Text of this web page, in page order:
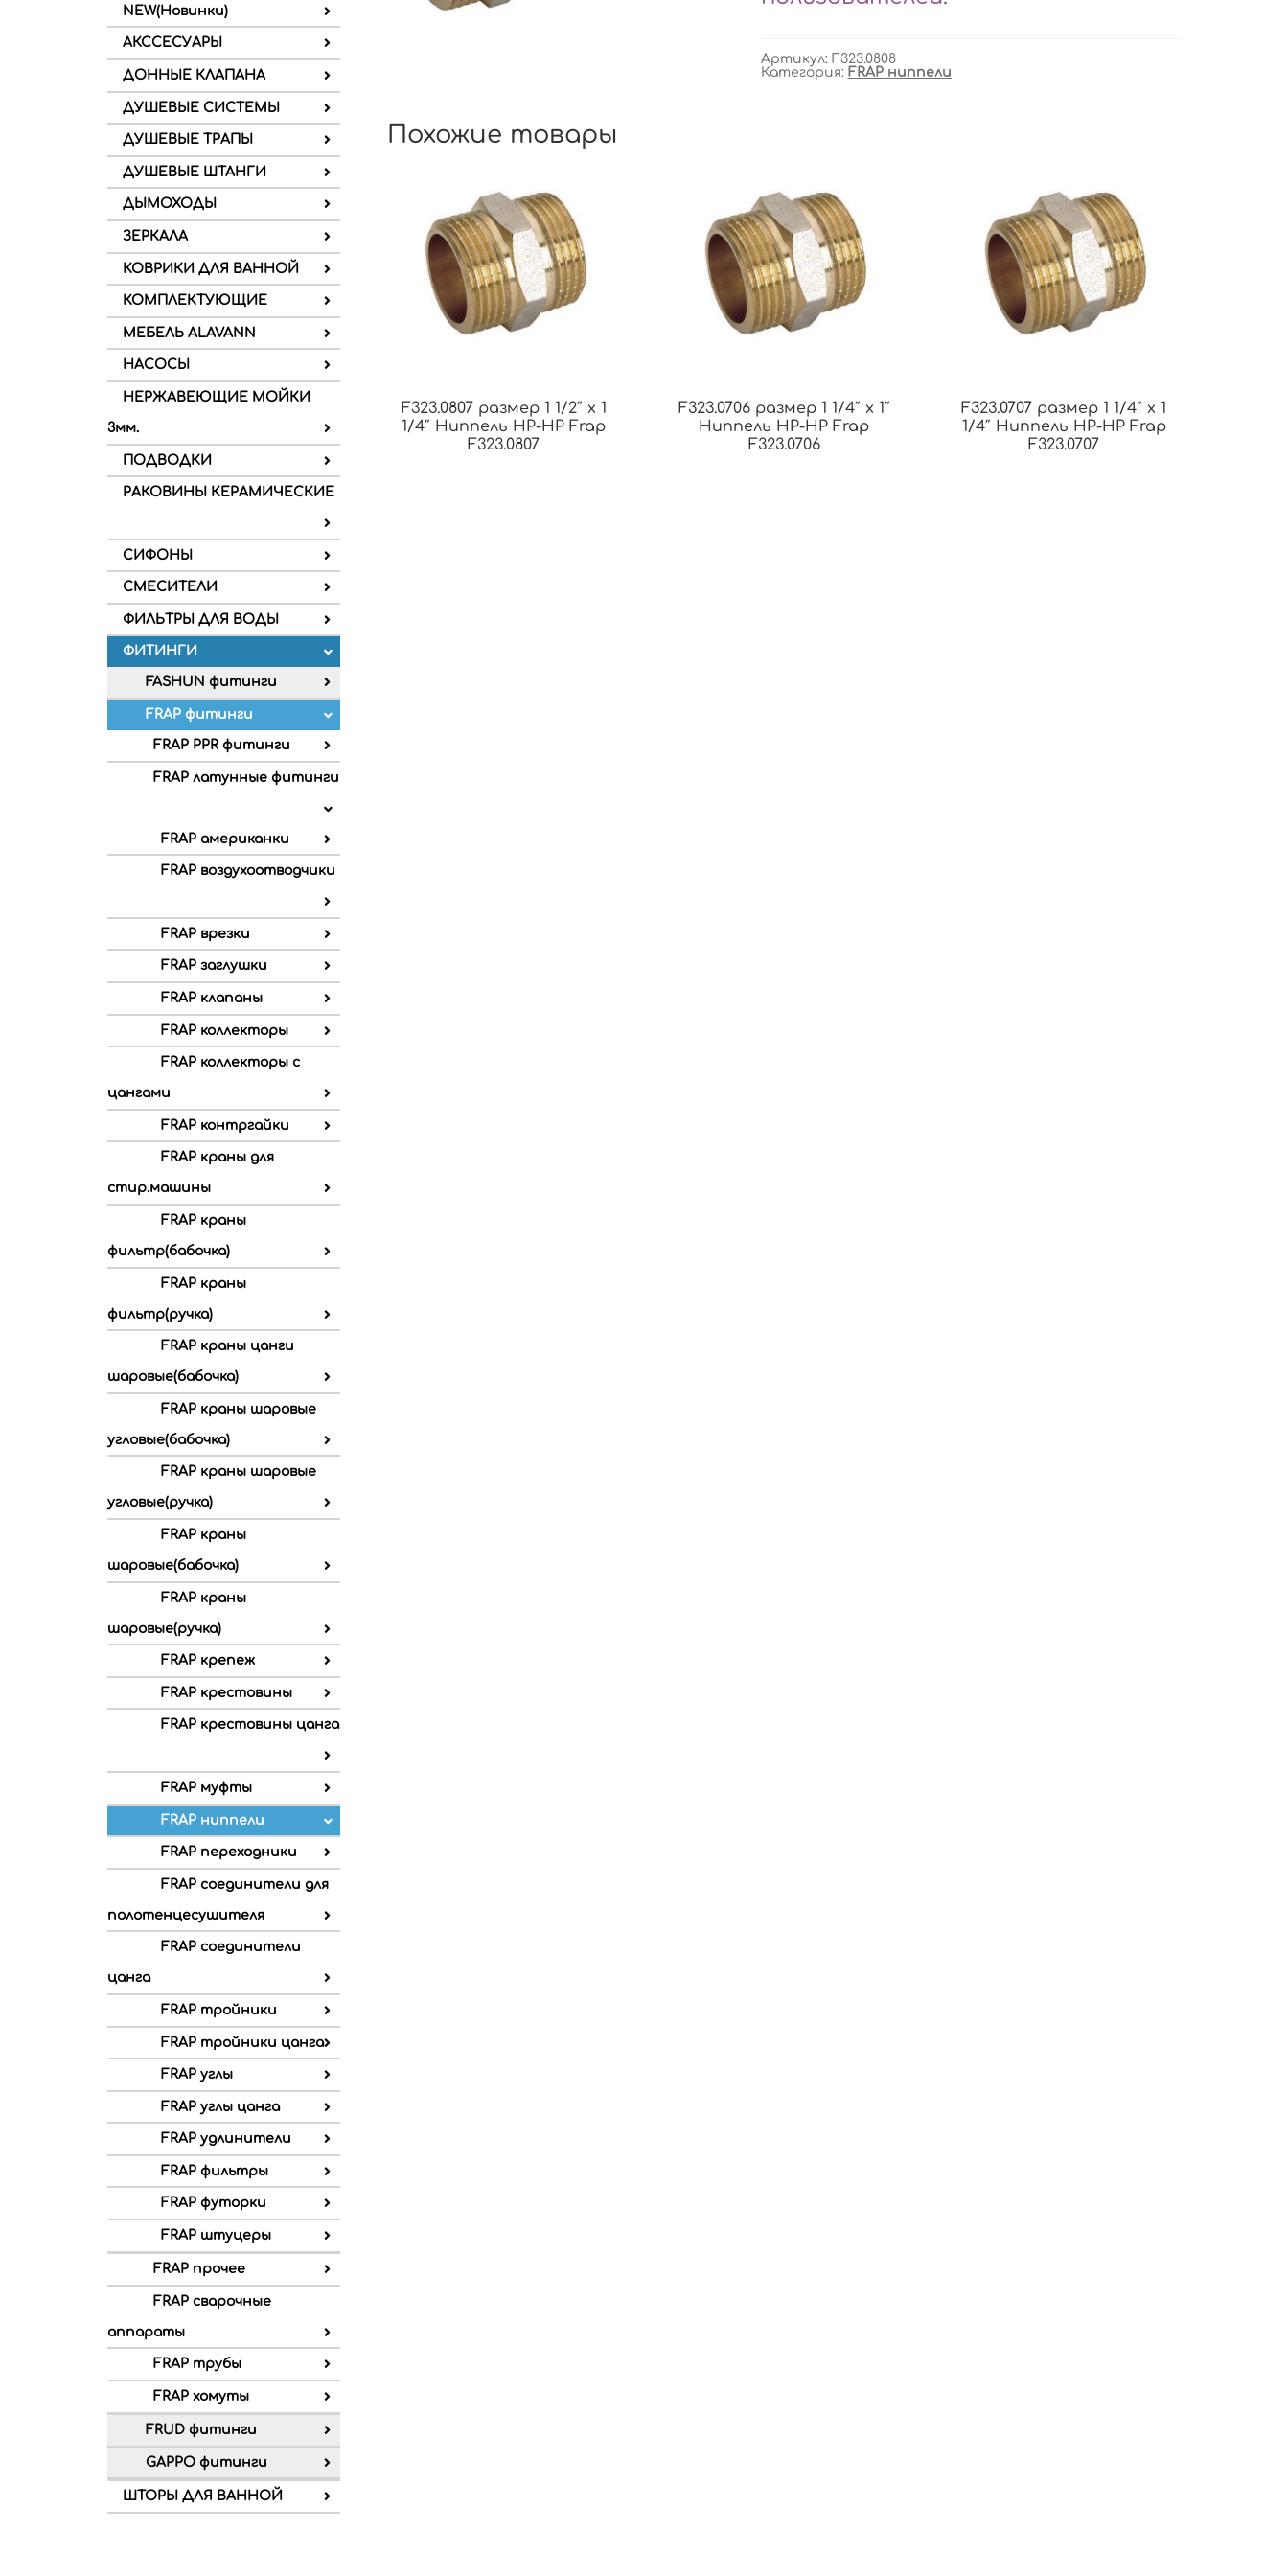
NEW(Новинки)
АКССЕСУАРЫ
ДОННЫЕ КЛАПАНА
ДУШЕВЫЕ СИСТЕМЫ
ДУШЕВЫЕ ТРАПЫ
ДУШЕВЫЕ ШТАНГИ
ДЫМОХОДЫ
ЗЕРКАЛА
КОВРИКИ ДЛЯ ВАННОЙ
КОМПЛЕКТУЮЩИЕ
МЕБЕЛЬ ALAVANN
НАСОСЫ
НЕРЖАВЕЮЩИЕ МОЙКИ
3мм.
ПОДВОДКИ
РАКОВИНЫ КЕРАМИЧЕСКИЕ
СИФОНЫ
СМЕСИТЕЛИ
ФИЛЬТРЫ ДЛЯ ВОДЫ
ФИТИНГИ
FASHUN фитинги
FRAP фитинги
FRAP PPR фитинги
FRAP латунные фитинги
FRAP американки
FRAP воздухоотводчики
FRAP врезки
FRAP заглушки
FRAP клапаны
FRAP коллекторы
FRAP коллекторы с
цангами
FRAP контргайки
FRAP краны для
стир.машины
FRAP краны
фильтр(бабочка)
FRAP краны
фильтр(ручка)
FRAP краны цанги
шаровые(бабочка)
FRAP краны шаровые
угловые(бабочка)
FRAP краны шаровые
угловые(ручка)
FRAP краны
шаровые(бабочка)
FRAP краны
шаровые(ручка)
FRAP крепеж
FRAP крестовины
FRAP крестовины цанга
FRAP муфты
FRAP ниппели
FRAP переходники
FRAP соединители для
полотенцесушителя
FRAP соединители
цанга
FRAP тройники
FRAP тройники цанга
FRAP углы
FRAP углы цанга
FRAP удлинители
FRAP фильтры
FRAP футорки
FRAP штуцеры
FRAP прочее
FRAP сварочные
аппараты
FRAP трубы
FRAP хомуты
FRUD фитинги
GAPPO фитинги
ШТОРЫ ДЛЯ ВАННОЙ
Артикул: F323.0808
Категория: FRAP ниппели
Похожие товары
F323.0807 размер 1 1/2″ x 1
1/4″ Ниппель НР-НР Frap
F323.0807
F323.0706 размер 1 1/4″ x 1″
Ниппель НР-НР Frap
F323.0706
F323.0707 размер 1 1/4″ x 1
1/4″ Ниппель НР-НР Frap
F323.0707